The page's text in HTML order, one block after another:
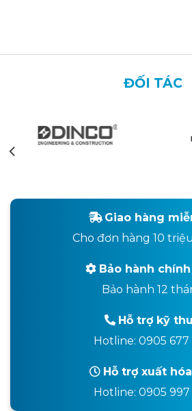
ĐỐI TÁC
Giao hàng
Cho đơn hàng 10
Bảo hành
Bảo hành 12
Hỗ trợ kỹ
Hotline: 0905 677
Hỗ trợ xuất
Hotline: 0905 997